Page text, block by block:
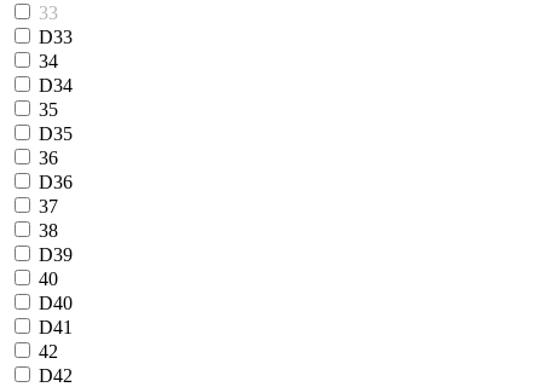
33
D33
34
D34
35
D35
36
D36
37
38
D39
40
D40
D41
42
D42